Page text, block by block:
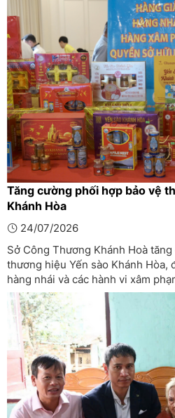
Tăng cường phối hợp bảo vệ
Khánh Hòa
24/07/2026
Sở Công Thương Khánh Hoà
thương hiệu Yến sào Khánh Hòa,
hàng nhái và các hành vi xâm